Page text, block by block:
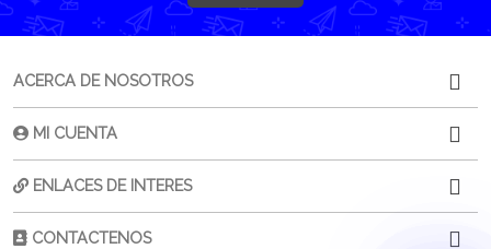
ACERCA DE NOSOTROS
MI CUENTA
ENLACES DE INTERES
CONTACTENOS